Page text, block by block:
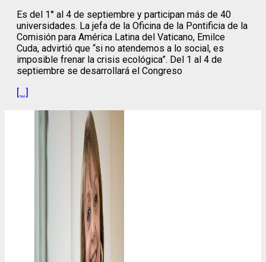
Es del 1° al 4 de septiembre y participan más de 40
universidades. La jefa de la Oficina de la Pontificia de la
Comisión para América Latina del Vaticano, Emilce
Cuda, advirtió que “si no atendemos a lo social, es
imposible frenar la crisis ecológica”. Del 1 al 4 de
septiembre se desarrollará el Congreso
[…]